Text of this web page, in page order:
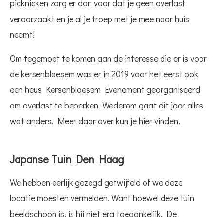
picknicken zorg er dan voor dat je geen overlast
veroorzaakt en je al je troep met je mee naar huis
neemt!
Om tegemoet te komen aan de interesse die er is voor
de kersenbloesem was er in 2019 voor het eerst ook
een heus Kersenbloesem Evenement georganiseerd
om overlast te beperken. Wederom gaat dit jaar alles
wat anders. Meer daar over kun je hier vinden.
Japanse Tuin Den Haag
We hebben eerlijk gezegd getwijfeld of we deze
locatie moesten vermelden. Want hoewel deze tuin
beeldschoon is, is hij niet erg toegankelijk. De